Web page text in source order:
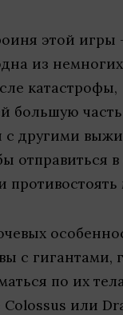
этой игры
из
катастрофы,
большую
с другими
отправиться
с гигантами,
по их
или